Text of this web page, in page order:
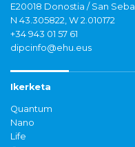
E20018 Donostia / San
N 43.305822, W 2.010172
+34 943 01 57 61
dipcinfo@ehu.eus
Ikerketa
Quantum
Nano
Life